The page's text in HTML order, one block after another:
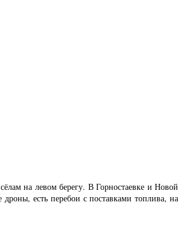
на левом берегу. В Горностаевке и Новой
есть перебои с поставками топлива, на